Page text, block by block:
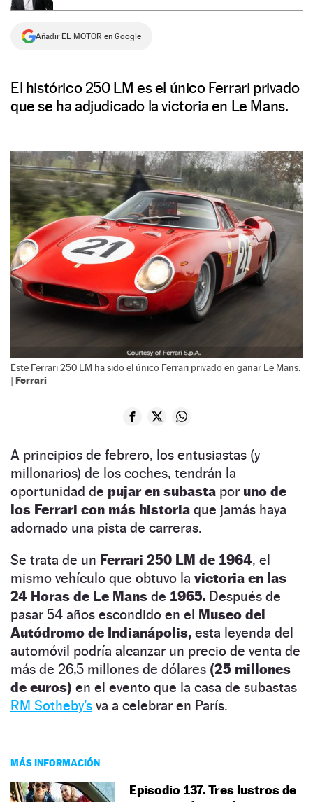
Añadir EL MOTOR en Google
El histórico 250 LM es el único Ferrari privado
que se ha adjudicado la victoria en Le Mans.
Este Ferrari 250 LM ha sido el único Ferrari privado en ganar Le Mans.
| Ferrari
A principios de febrero, los entusiastas (y
millonarios) de los coches, tendrán la
oportunidad de pujar en subasta por uno de
los Ferrari con más historia que jamás haya
adornado una pista de carreras.
Se trata de un Ferrari 250 LM de 1964, el
mismo vehículo que obtuvo la victoria en las
24 Horas de Le Mans de 1965. Después de
pasar 54 años escondido en el Museo del
Autódromo de Indianápolis, esta leyenda del
automóvil podría alcanzar un precio de venta de
más de 26,5 millones de dólares (25 millones
de euros) en el evento que la casa de subastas
RM Sotheby’s va a celebrar en París.
MÁS INFORMACIÓN
Episodio 137. Tres lustros de